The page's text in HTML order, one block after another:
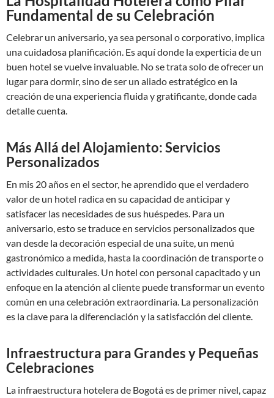
Fundamental de su Celebración
Celebrar un aniversario, ya sea personal o corporativo, implica
una cuidadosa planificación. Es aquí donde la experticia de un
buen hotel se vuelve invaluable. No se trata solo de ofrecer un
lugar para dormir, sino de ser un aliado estratégico en la
creación de una experiencia fluida y gratificante, donde cada
detalle cuenta.
Más Allá del Alojamiento: Servicios
Personalizados
En mis 20 años en el sector, he aprendido que el verdadero
valor de un hotel radica en su capacidad de anticipar y
satisfacer las necesidades de sus huéspedes. Para un
aniversario, esto se traduce en servicios personalizados que
van desde la decoración especial de una suite, un menú
gastronómico a medida, hasta la coordinación de transporte o
actividades culturales. Un hotel con personal capacitado y un
enfoque en la atención al cliente puede transformar un evento
común en una celebración extraordinaria. La personalización
es la clave para la diferenciación y la satisfacción del cliente.
Infraestructura para Grandes y Pequeñas
Celebraciones
La infraestructura hotelera de Bogotá es de primer nivel, capaz